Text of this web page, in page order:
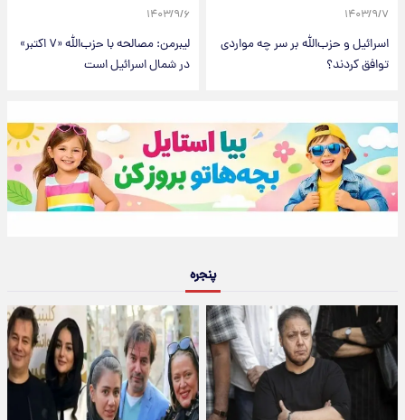
۱۴۰۳/۹/۷
اسرائیل و حزب‌الله بر سر چه مواردی
توافق کردند؟
۱۴۰۳/۹/۶
لیبرمن: مصالحه با حزب‌الله «۷ اکتبر»
در شمال اسرائیل است
پنجره